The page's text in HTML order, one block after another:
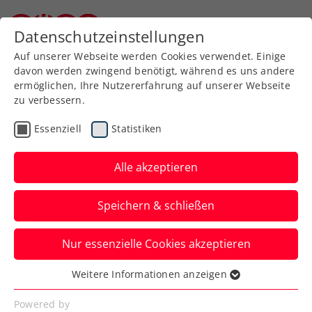
Zurück zur Newsübersicht
Davis Cup
Schett-Eagle „ganz, ganz
stolz auf Jürgen Melzer
und sein Team“
Österreichs beste Spielerin aller Zeiten
findet fürs KURIER Austria Davis Cup
Team im Interview nur lobende Worte.
Verfasst von: Manuel Wachta, 25.10.2025
Datenschutzeinstellungen
Auf unserer Webseite werden Cookies verwendet. Einige
davon werden zwingend benötigt, während es uns andere
ermöglichen, Ihre Nutzererfahrung auf unserer Webseite
zu verbessern.
Essenziell Statistiken
Alle akzeptieren
Speichern & schließen
Nur essenzielle Cookies akzeptieren
Essenziell
Essenzielle Cookies werden für grundlegende
Weitere Informationen anzeigen
Powered by